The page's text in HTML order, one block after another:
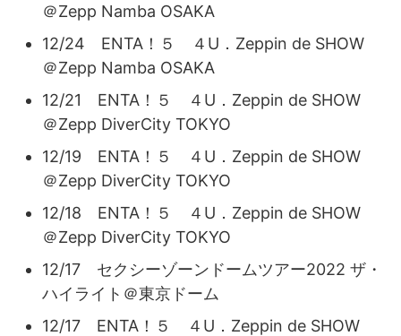
＠Zepp Namba OSAKA
12/24 ENTA！５ ４U．Zeppin de SHOW
＠Zepp Namba OSAKA
12/21 ENTA！５ ４U．Zeppin de SHOW
＠Zepp DiverCity TOKYO
12/19 ENTA！５ ４U．Zeppin de SHOW
＠Zepp DiverCity TOKYO
12/18 ENTA！５ ４U．Zeppin de SHOW
＠Zepp DiverCity TOKYO
12/17 セクシーゾーンドームツアー2022 ザ・
ハイライト＠東京ドーム
12/17 ENTA！５ ４U．Zeppin de SHOW